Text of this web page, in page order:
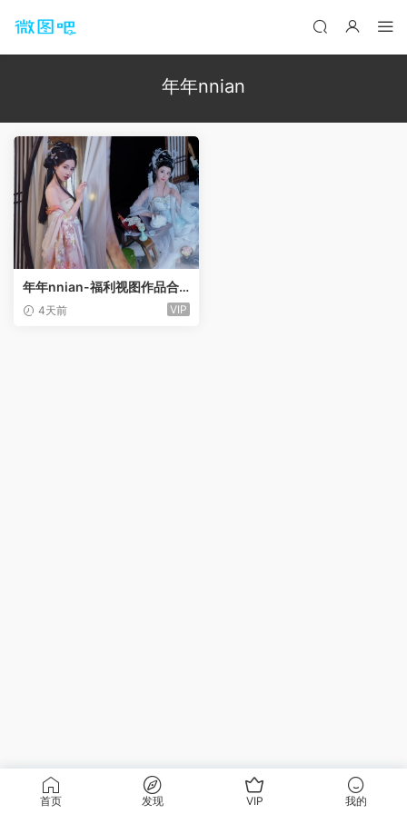
年年nnian
年年nnian-福利视图作品合
集[212套]
4天前 VIP
首页 发现 VIP 我的